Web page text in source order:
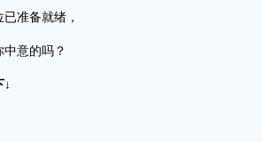
准备就绪，
意的吗？
↓